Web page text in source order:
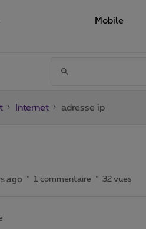
Mobile
Internet adresse ip
ago 1 commentaire 32 vues